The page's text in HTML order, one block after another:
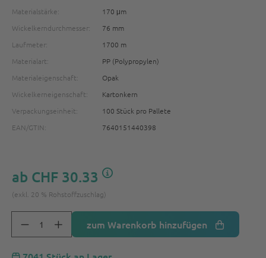
Materialstärke:
170 μm
Wickelkerndurchmesser:
76 mm
Laufmeter:
1700 m
Materialart:
PP (Polypropylen)
Materialeigenschaft:
Opak
Wickelkerneigenschaft:
Kartonkern
Verpackungseinheit:
100 Stück pro Pallete
EAN/GTIN:
7640151440398
ab CHF 30.33
(exkl. 20 % Rohstoffzuschlag)
zum Warenkorb hinzufügen